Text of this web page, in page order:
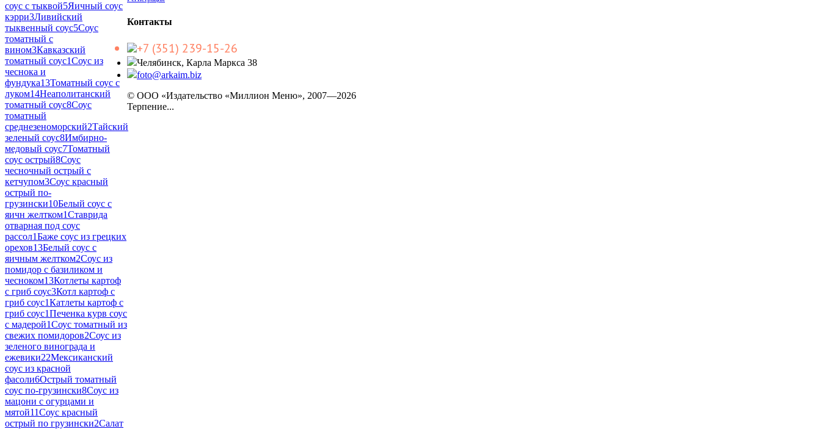
соус с тыквой5Яичный соус
кэрри3Ливийский
тыквенный соус5Соус
томатный с
вином3Кавказский
томатный соус1Соус из
чеснока и
фундука13Томатный соус с
луком14Неаполитанский
томатный соус8Соус
томатный
среднезеноморский2Тайский
зеленый соус8Имбирно-
медовый соус7Томатный
соус острый8Соус
чесночный острый с
кетчупом3Соус красный
острый по-
грузински10Белый соус с
яичн желтком1Ставрида
отварная под соус
рассол1Баже соус из грецких
орехов13Белый соус с
яичным желтком2Соус из
помидор с базиликом и
чесноком13Котлеты картоф
с гриб соус3Котл картоф с
гриб соус1Катлеты картоф с
гриб соус1Печенка курв соус
с мадерой1Соус томатный из
свежих помидоров2Соус из
зеленого винограда и
ежевики22Мексиканский
соус из красной
фасоли6Острый томатный
соус по-грузински8Соус из
мацони с огурцами и
мятой11Соус красный
острый по грузински2Салат
Контакты
+7 (351) 239-15-26
Челябинск, Карла Маркса 38
foto@arkaim.biz
© ООО «Издательство «Миллион Меню», 2007—2026
Терпение...